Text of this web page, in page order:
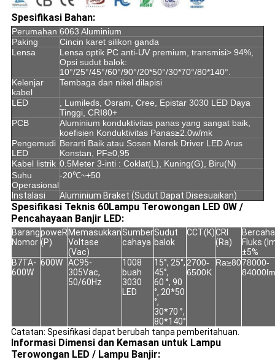
Spesifikasi Bahan:
Perumahan 6063 Aluminium
Paking
Cincin karet silikon ganda
Lensa
Lensa optik PC anti-UV premium, transmisi> 94%,
Opsi sudut balok:
10°/25°/45°/60°/90°/20*50°/30*70°/80*140°.
Kelenjar
kabel
Tembaga dan nikel dilapisi
LED
, Lumileds, Osram, Cree, Epistar 3030 LED Daya
Tinggi, CRI80+
PCB
Aluminium konduktivitas panas yang sangat baik,
koefisien Konduktivitas Panas≥2.0w/mk
Pengemudi
LED
Berarti Baik atau Sosen Merek Driver LED Arus
Konstan, PF≥0,95
Kabel listrik 0.5Meter 3-inti : Coklat(L), Kuning(G), Biru(N)
Suhu
Operasional
-20℃~+50
Instalasi Aluminium Braket (Sudut Dapat Disesuaikan)
Spesifikasi Teknis 60Lampu Terowongan LED 0W /
Pencahayaan Banjir LED:
Barang
Nomor
poweR
(P)
Memasukkan
Voltase
(Vac)
Sumber
cahaya
Sudut
balok
CCT(K)CRI
(Ra)
Fluks
±5%
B7TA-
600W
600W AC95-
305Vac,
50/60Hz
1008
buah
3030
LED
15°, 25°,
45°,
60 °, 90
°, 20*50
°,
30*70 °,
80*140°
2700-
6500K
Ra≥8078000-
84000lm
Catatan: Spesifikasi dapat berubah tanpa pemberitahuan.
Informasi Dimensi dan Kemasan untuk Lampu
Terowongan LED / Lampu Banjir: